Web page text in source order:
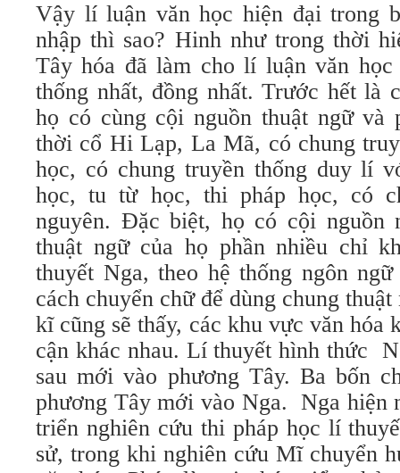
Vậy lí luận văn học hiện đại trong
nhập thì sao? Hinh như trong thời
Tây hóa đã làm cho lí luận văn
thống nhất, đồng nhất. Trước hết là
họ có cùng cội nguồn thuật ngữ và
thời cổ Hi Lạp, La Mã, có chung
học, có chung truyền thống duy lí
học, tu từ học, thi pháp học, có
nguyên. Đặc biệt, họ có cội nguồn
thuật ngữ của họ phần nhiều chỉ
thuyết Nga, theo hệ thống ngôn
cách chuyển chữ để dùng chung
kĩ cũng sẽ thấy, các khu vực văn hóa
cận khác nhau. Lí thuyết hình thức
sau mới vào phương Tây. Ba bốn
phương Tây mới vào Nga. Nga hiện
triển nghiên cứu thi pháp học lí
sử, trong khi nghiên cứu Mĩ chuyển